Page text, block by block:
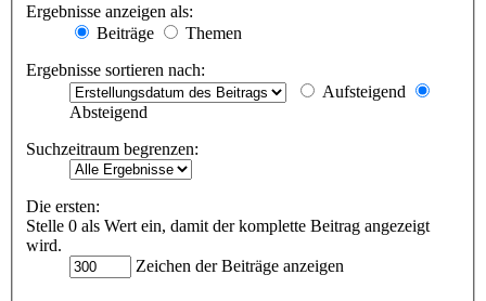
Ergebnisse anzeigen als:
Beiträge
Themen
Ergebnisse sortieren nach:
Aufsteigend
Absteigend
Suchzeitraum begrenzen:
Die ersten:
Stelle 0 als Wert ein, damit der komplette Beitrag angezeigt
wird.
Zeichen der Beiträge anzeigen